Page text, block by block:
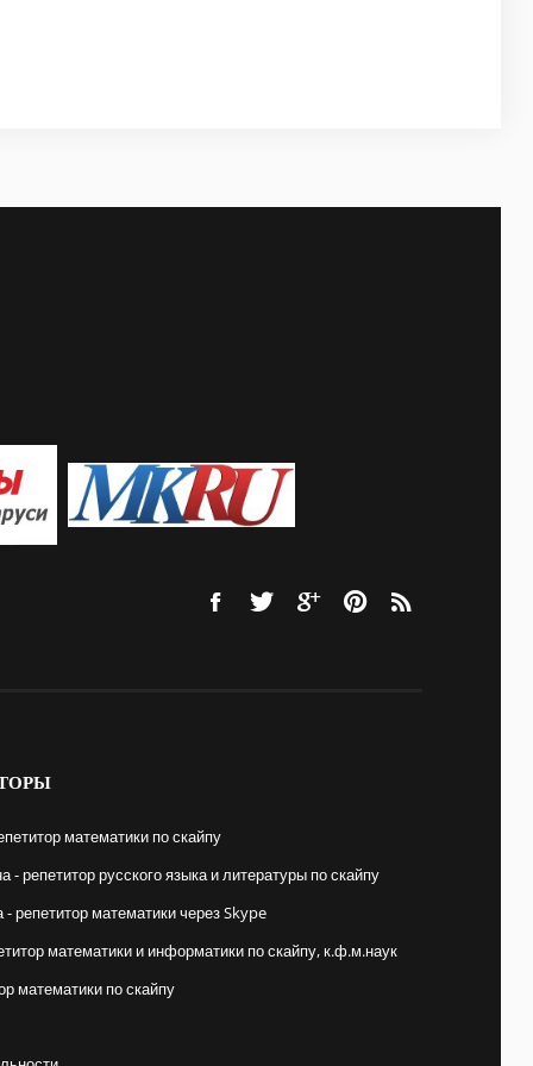
математики по скайпу
- репетитор русского языка и литературы по скайпу
репетитор математики через Skype
математики и информатики по скайпу, к.ф.м.наук
математики по скайпу